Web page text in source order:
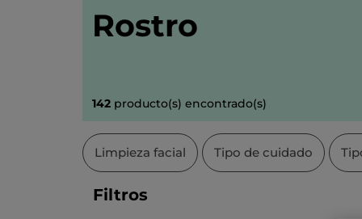
Rostro
142 producto(s) encontrado(s)
Limpieza facial Tipo de cuidado
Filtros